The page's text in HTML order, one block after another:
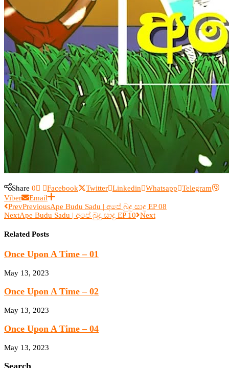
Share 0 Facebook Twitter Linkedin Whatsapp
Telegram
Viber
Email
PrevPreviousApe Budu Sadu | අපේ බුදු සාදු EP 08
NextApe Budu Sadu | අපේ බුදු සාදු EP 10 Next
Related Posts
Once Upon A Time – 01
May 13, 2023
Once Upon A Time – 02
May 13, 2023
Once Upon A Time – 04
May 13, 2023